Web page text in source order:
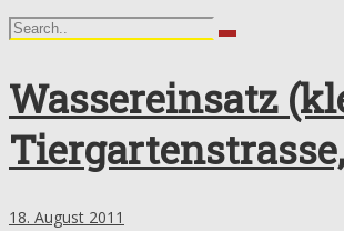
Wassereinsatz
18. August 2011